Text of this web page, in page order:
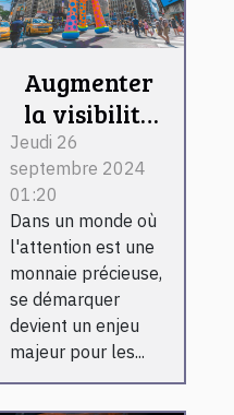
Augmenter
la visibilité
des
entreprises
avec des
structures
gonflables
publicitaires
Jeudi 26
septembre 2024
01:20
Dans un monde où
l'attention est une
monnaie précieuse,
se démarquer
devient un enjeu
majeur pour les...